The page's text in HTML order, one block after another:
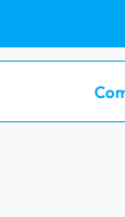
Prove